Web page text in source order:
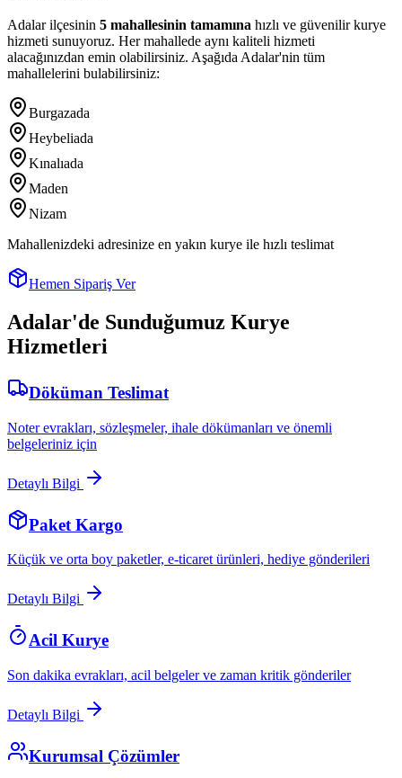
Adalarilçesinin 5 mahallesinin tamamına hızlı ve güvenilir kurye
hizmeti sunuyoruz. Her mahallede aynı kaliteli hizmeti
alacağınızdan emin olabilirsiniz. AşağıdaAdalar'nin tüm
mahallelerini bulabilirsiniz:
Burgazada
Heybeliada
Kınalıada
Maden
Nizam
Mahallenizdeki adresinize en yakın kurye ile hızlı teslimat
Hemen Sipariş Ver
Adalar'de Sunduğumuz Kurye
Hizmetleri
Döküman Teslimat
Noter evrakları, sözleşmeler, ihale dökümanları ve önemli
belgeleriniz için
Detaylı Bilgi
Paket Kargo
Küçük ve orta boy paketler, e-ticaret ürünleri, hediye gönderileri
Detaylı Bilgi
Acil Kurye
Son dakika evrakları, acil belgeler ve zaman kritik gönderiler
Detaylı Bilgi
Kurumsal Çözümler